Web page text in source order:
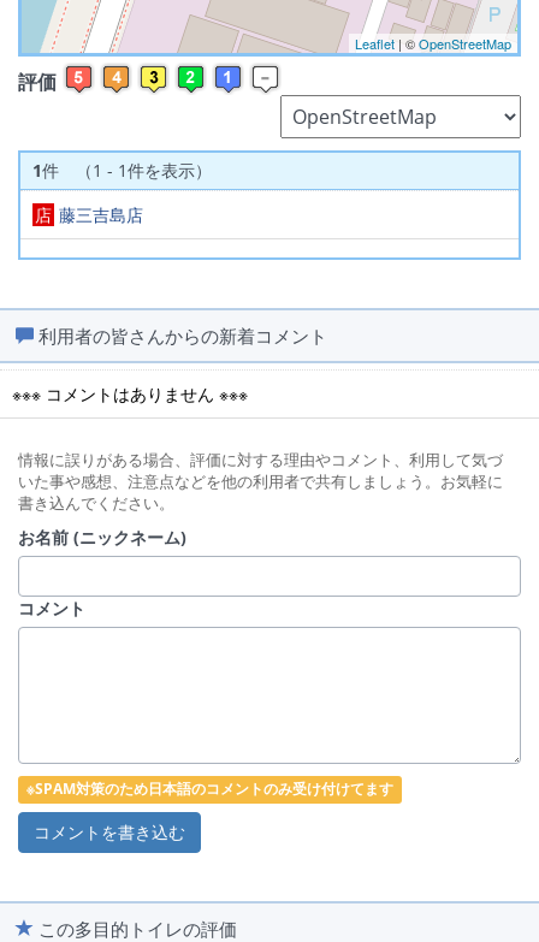
Leaflet | ©OpenStreetMap
評価
1件 （1 - 1件を表示）
店 藤三吉島店
利用者の皆さんからの新着コメント
※※※ コメントはありません ※※※
情報に誤りがある場合、評価に対する理由やコメント、利用して気づ
いた事や感想、注意点などを他の利用者で共有しましょう。お気軽に
書き込んでください。
お名前 (ニックネーム)
コメント
※SPAM対策のため日本語のコメントのみ受け付けてます
この多目的トイレの評価